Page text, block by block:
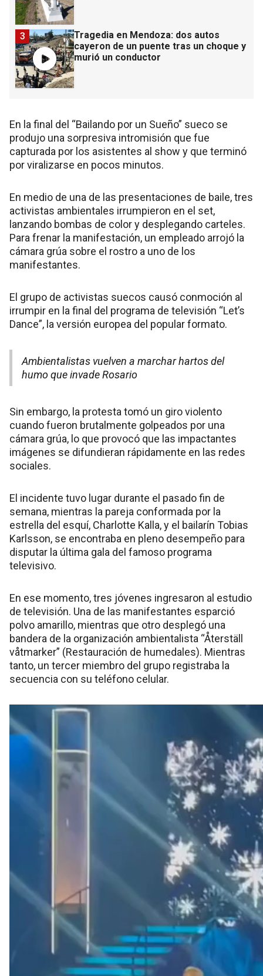
Tragedia en Mendoza: dos autos
cayeron de un puente tras un choque y
murió un conductor
3
En la final del “Bailando por un Sueño” sueco se
produjo una sorpresiva intromisión que fue
capturada por los asistentes al show y que terminó
por viralizarse en pocos minutos.
En medio de una de las presentaciones de baile, tres
activistas ambientales irrumpieron en el set,
lanzando bombas de color y desplegando carteles.
Para frenar la manifestación, un empleado arrojó la
cámara grúa sobre el rostro a uno de los
manifestantes.
El grupo de activistas suecos causó conmoción al
irrumpir en la final del programa de televisión “Let’s
Dance”, la versión europea del popular formato.
Ambientalistas vuelven a marchar hartos del
humo que invade Rosario
Sin embargo, la protesta tomó un giro violento
cuando fueron brutalmente golpeados por una
cámara grúa, lo que provocó que las impactantes
imágenes se difundieran rápidamente en las redes
sociales.
El incidente tuvo lugar durante el pasado fin de
semana, mientras la pareja conformada por la
estrella del esquí, Charlotte Kalla, y el bailarín Tobias
Karlsson, se encontraba en pleno desempeño para
disputar la última gala del famoso programa
televisivo.
En ese momento, tres jóvenes ingresaron al estudio
de televisión. Una de las manifestantes esparció
polvo amarillo, mientras que otro desplegó una
bandera de la organización ambientalista “Återställ
våtmarker” (Restauración de humedales). Mientras
tanto, un tercer miembro del grupo registraba la
secuencia con su teléfono celular.